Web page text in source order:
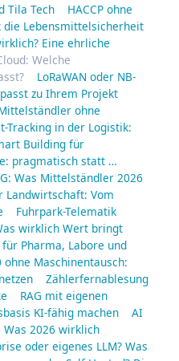
Tila Tech
HACCP ohne
die Lebensmittelsicherheit
Eine ehrliche
Welche
LoRaWAN oder NB-
zu Ihrem Projekt
ohne
Tracking in der Logistik:
Building für
pragmatisch statt …
Was Mittelständler 2026
Landwirtschaft: Vom
Fuhrpark-Telematik
wirklich Wert bringt
Pharma, Labore und
Maschinentausch:
Zählerfernablesung
RAG mit eigenen
KI-fähig machen
AI
Was 2026 wirklich
oder eigenes LLM? Was